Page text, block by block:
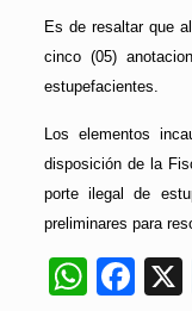
Es de resaltar que
cinco (05)
estupefacientes.
Los elementos
disposición de la
porte ilegal de
preliminares para